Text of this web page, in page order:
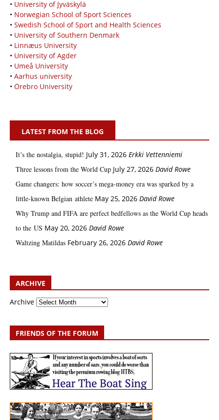
• University of Jyväskylä
• Norwegian School of Sport Sciences
• Swedish School of Sport and Health Sciences
• University of Southern Denmark
• Linnæus University
• University of Agder
• Umeå University
• Aarhus university
• Örebro University
LATEST FROM THE BLOG
It’s the nostalgia, stupid! July 31, 2026 Erkki Vetten­­niemi
Three lessons from the World Cup July 27, 2026 David Rowe
Game changers: how soccer’s mega‑money era was sparked by a
little‑known Belgian athlete May 25, 2026 David Rowe
Why Trump and FIFA are perfect bedfellows as the World Cup heads
to the US May 20, 2026 David Rowe
Waltzing Matildas February 26, 2026 David Rowe
ARCHIVE
Archive
FRIENDS OF THE FORUM